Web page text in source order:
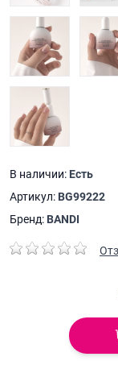
В наличии: Есть
Артикул: BG99222
Бренд: BANDI